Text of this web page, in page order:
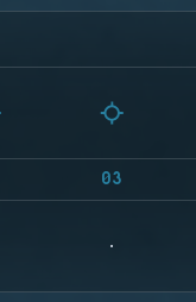
03